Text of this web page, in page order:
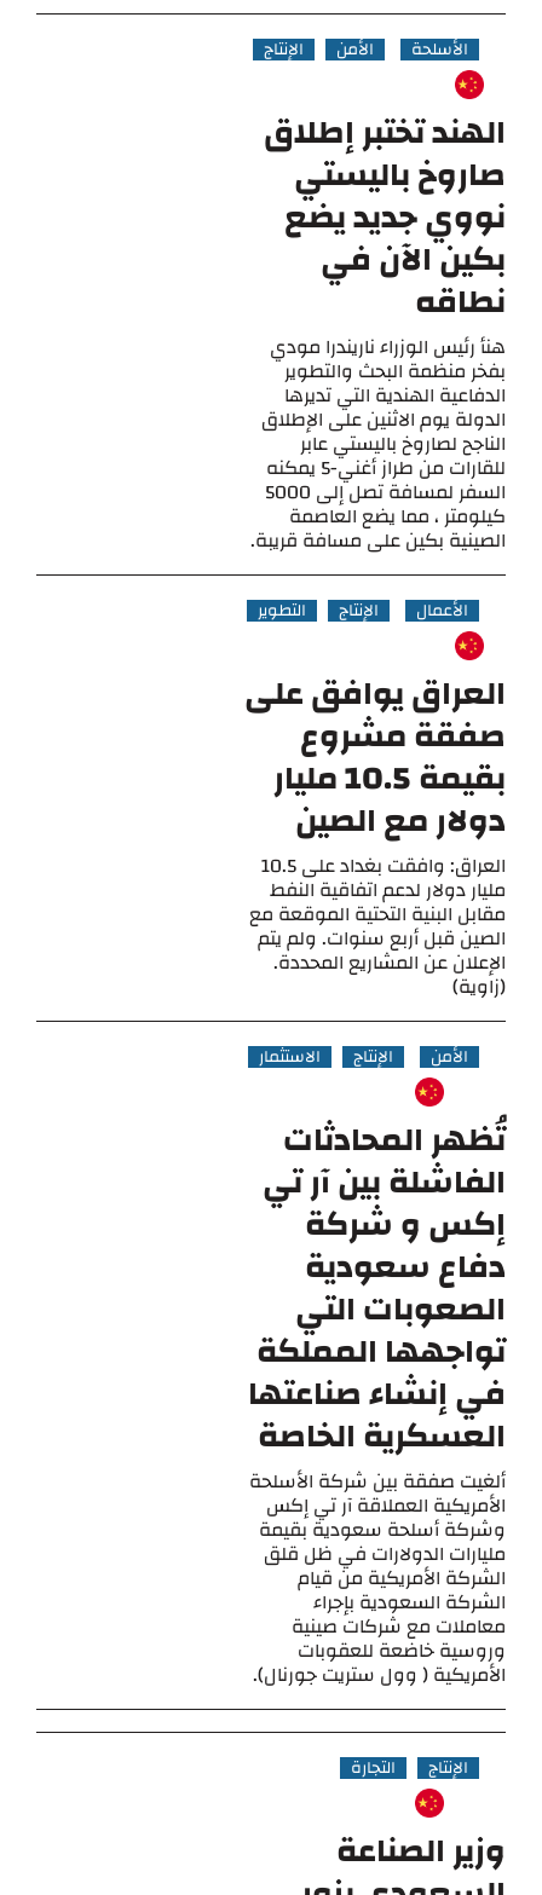
الأسلحة الأمن الإنتاج
الهند تختبر إطلاق
صاروخ باليستي
نووي جديد يضع
بكين الآن في
نطاقه
هنأ رئيس الوزراء ناريندرا مودي
بفخر منظمة البحث والتطوير
الدفاعية الهندية التي تديرها
الدولة يوم الاثنين على الإطلاق
الناجح لصاروخ باليستي عابر
للقارات من طراز أغني-5 يمكنه
السفر لمسافة تصل إلى 5000
كيلومتر ، مما يضع العاصمة
الصينية بكين على مسافة قريبة.
الأعمال الإنتاج التطوير
العراق يوافق على
صفقة مشروع
بقيمة 10.5 مليار
دولار مع الصين
العراق: وافقت بغداد على 10.5
مليار دولار لدعم اتفاقية النفط
مقابل البنية التحتية الموقعة مع
الصين قبل أربع سنوات. ولم يتم
الإعلان عن المشاريع المحددة.
(زاوية)
الأمن الإنتاج الاستثمار
تُظهر المحادثات
الفاشلة بين آر تي
إكس و شركة
دفاع سعودية
الصعوبات التي
تواجهها المملكة
في إنشاء صناعتها
العسكرية الخاصة
ألغيت صفقة بين شركة الأسلحة
الأمريكية العملاقة آر تي إكس
وشركة أسلحة سعودية بقيمة
مليارات الدولارات في ظل قلق
الشركة الأمريكية من قيام
الشركة السعودية بإجراء
معاملات مع شركات صينية
وروسية خاضعة للعقوبات
الأمريكية ( وول ستريت جورنال).
الإنتاج التجارة
وزير الصناعة